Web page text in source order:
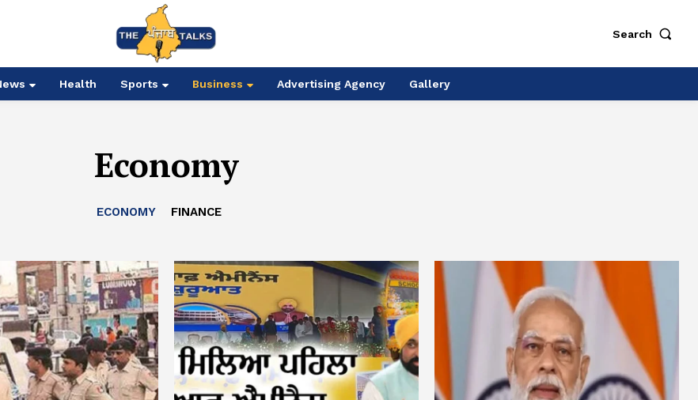
Search
Health Sports Business Advertising Agency Gallery
Economy
ECONOMY FINANCE